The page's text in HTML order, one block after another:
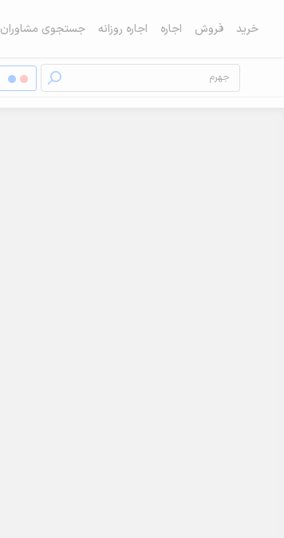
خرید فروش اجاره اجاره روزانه جستجوی مشاوران